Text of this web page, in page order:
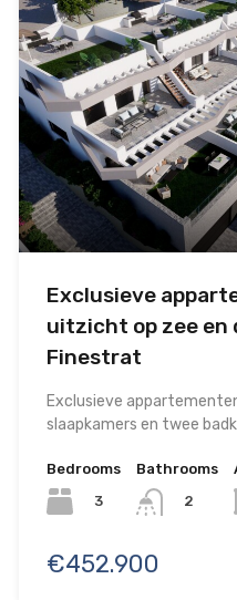
Exclusieve
uitzicht op zee en
Finestrat
Exclusieve
slaapkamers en twee
Bedrooms
3
Bathrooms
2
€452.900